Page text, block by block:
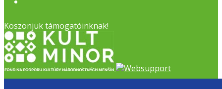
Köszönjük támogatóinknak!